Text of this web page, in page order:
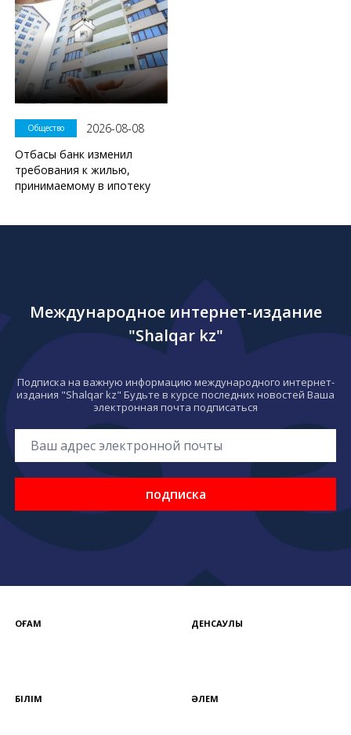
Общество
2026-08-08
Отбасы банк изменил
требования к жилью,
принимаемому в ипотеку
Международное интернет-издание
"Shalqar kz"
Подписка на важную информацию международного интернет-
издания "Shalqar kz" Будьте в курсе последних новостей Ваша
электронная почта подписаться
подписка
ҚОҒАМ ДЕНСАУЛЫҚ
БІЛІМ ӘЛЕМ